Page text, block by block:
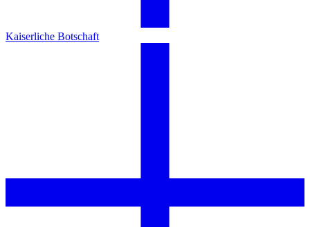
Kaiserliche Botschaft